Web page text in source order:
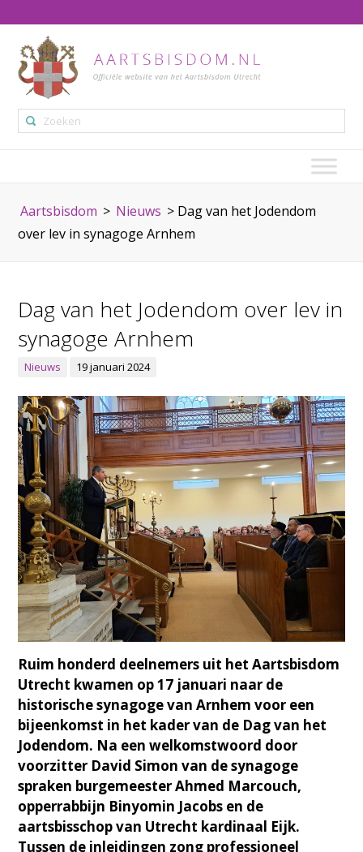
Aartsbisdom > Nieuws > Dag van het Jodendom
over lev in synagoge Arnhem
Dag van het Jodendom over lev in
synagoge Arnhem
Nieuws 19 januari 2024
Ruim honderd deelnemers uit het Aartsbisdom
Utrecht kwamen op 17 januari naar de
historische synagoge van Arnhem voor een
bijeenkomst in het kader van de Dag van het
Jodendom. Na een welkomstwoord door
voorzitter David Simon van de synagoge
spraken burgemeester Ahmed Marcouch,
opperrabbijn Binyomin Jacobs en de
aartsbisschop van Utrecht kardinaal Eijk.
Tussen de inleidingen zong professioneel